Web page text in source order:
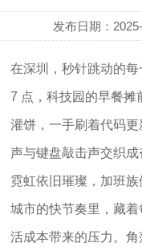
发布日期：
在深圳，秒针跳动的
7 点，科技园的早餐摊
灌饼，一手刷着代码
声与键盘敲击声交织
霓虹依旧璀璨，加班
城市的快节奏里，藏
活成本带来的压力。